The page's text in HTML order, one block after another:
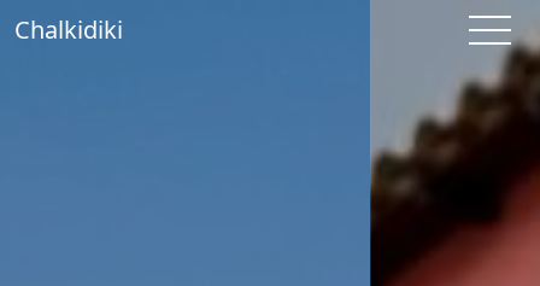
Chalkidiki